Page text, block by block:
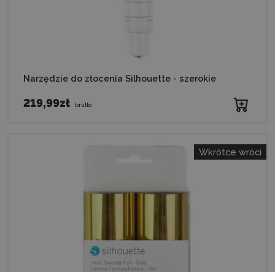
Narzędzie do złocenia Silhouette - szerokie
219,99zł brutto
Wkrótce wróci